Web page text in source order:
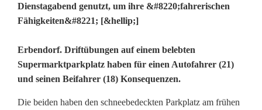
Dienstagabend genutzt, um ihre &#8220;fahrerischen
Fähigkeiten&#8221; [&hellip;]
D
r
i
Erbendorf. Driftübungen auf einem belebten
Supermarktparkplatz haben für einen Autofahrer (21)
und seinen Beifahrer (18) Konsequenzen.
Die beiden haben den schneebedeckten Parkplatz am frühen